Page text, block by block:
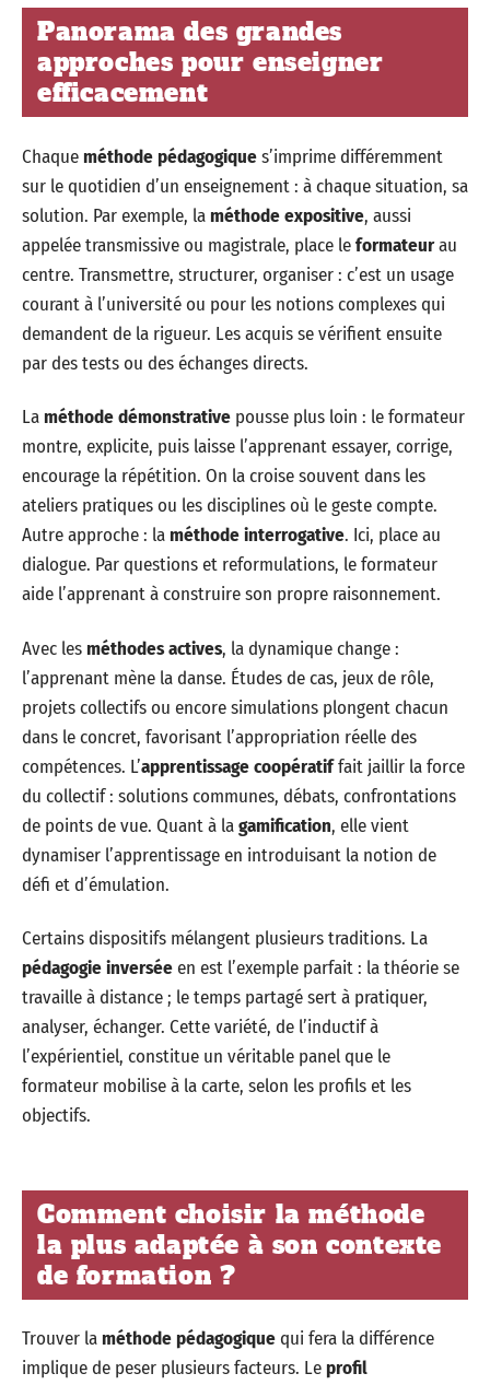
Panorama des grandes
approches pour enseigner
efficacement
Chaqueméthode pédagogiques’imprime différemment
sur le quotidien d’un enseignement : à chaque situation, sa
solution. Par exemple, laméthode expositive, aussi
appelée transmissive ou magistrale, place leformateurau
centre. Transmettre, structurer, organiser : c’est un usage
courant à l’université ou pour les notions complexes qui
demandent de la rigueur. Les acquis se vérifient ensuite
par des tests ou des échanges directs.
Laméthode démonstrative pousse plus loin : le formateur
montre, explicite, puis laisse l’apprenant essayer, corrige,
encourage la répétition. On la croise souvent dans les
ateliers pratiques ou les disciplines où le geste compte.
Autre approche : laméthode interrogative. Ici, place au
dialogue. Par questions et reformulations, le formateur
aide l’apprenant à construire son propre raisonnement.
Avec lesméthodes actives, la dynamique change :
l’apprenant mène la danse. Études de cas, jeux de rôle,
projets collectifs ou encore simulations plongent chacun
dans le concret, favorisant l’appropriation réelle des
compétences. L’apprentissage coopératiffait jaillir la force
du collectif : solutions communes, débats, confrontations
de points de vue. Quant à lagamification, elle vient
dynamiser l’apprentissage en introduisant la notion de
défi et d’émulation.
Certains dispositifs mélangent plusieurs traditions. La
pédagogie inverséeen est l’exemple parfait : la théorie se
travaille à distance ; le temps partagé sert à pratiquer,
analyser, échanger. Cette variété, de l’inductif à
l’expérientiel, constitue un véritable panel que le
formateur mobilise à la carte, selon les profils et les
objectifs.
Comment choisir la méthode
la plus adaptée à son contexte
de formation ?
Trouver laméthode pédagogiquequi fera la différence
implique de peser plusieurs facteurs. Leprofil